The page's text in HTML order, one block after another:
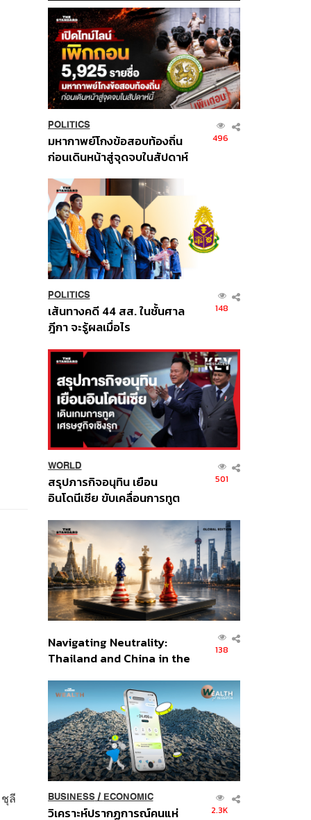
ลี
POLITICS
มหากาพย์โกงข้อสอบท้องถิ่น
ก่อนเดินหน้าสู่จุดจบในสัปดาห์
496
POLITICS
เส้นทางคดี 44 สส. ในชั้นศาล
ฎีกา จะรู้ผลเมื่อไร
148
WORLD
สรุปภารกิจอนุทิน เยือน
อินโดนีเซีย ขับเคลื่อนการทูต
ส่วนยุทธศาสตร์ไทย –
อินโดนีเซีย
501
Navigating Neutrality:
Thailand and China in the
Order
138
BUSINESS/ ECONOMIC
วิเคราะห์ปรากฏการณ์คนแห่ 2.3K